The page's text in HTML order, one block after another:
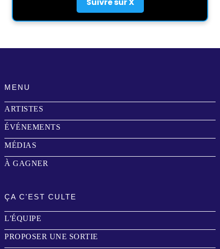
MENU
ARTISTES
ÉVÉNEMENTS
MÉDIAS
À GAGNER
ÇA C'EST CULTE
L'ÉQUIPE
PROPOSER UNE SORTIE